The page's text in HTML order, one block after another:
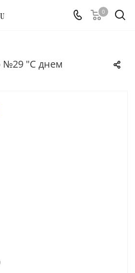
0
№29 "С днем